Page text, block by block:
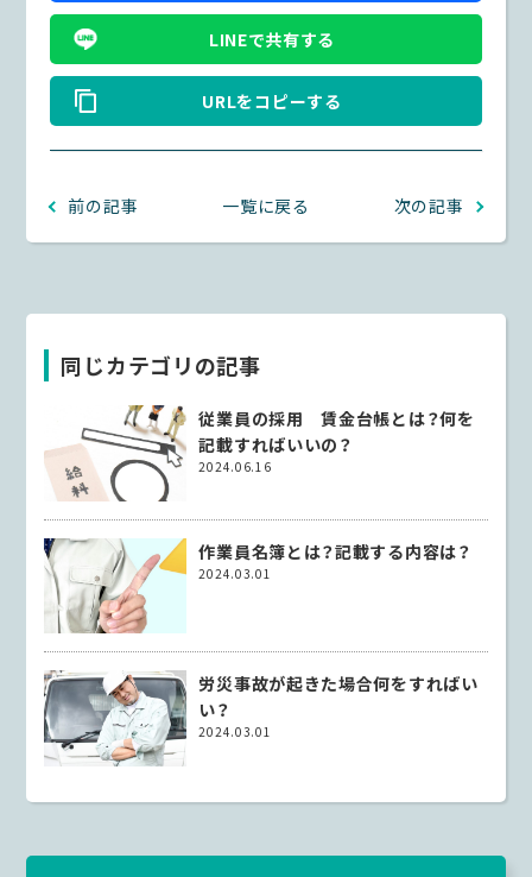
LINEで共有する
URLをコピーする
前の記事 一覧に戻る 次の記事
同じカテゴリの記事
従業員の採用 賃金台帳とは？何を
記載すればいいの？
2024.06.16
作業員名簿とは？記載する内容は？
2024.03.01
労災事故が起きた場合何をすればい
い？
2024.03.01